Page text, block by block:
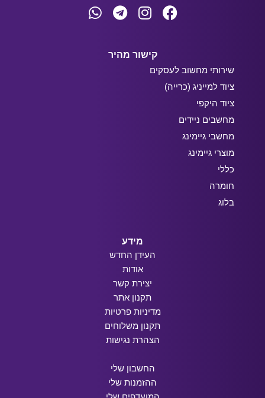
קישור מהיר
שירותי מחשוב לעסקים
ציוד למייניג (כרייה)
ציוד היקפי
מחשבים ניידים
מחשבי גיימינג
מוצרי גיימינג
כללי
חומרה
בלוג
מידע
העידן החדש
אודות
יצירת קשר
תקנון אתר
מדיניות פרטיות
תקנון משלוחים
הצהרת נגישות
החשבון שלי
ההזמנות שלי